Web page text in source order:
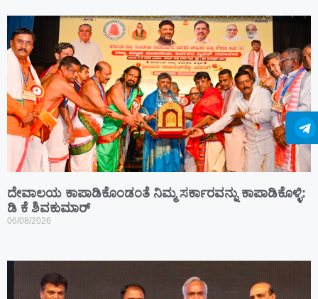
ದೇವಾಲಯ ಕಾಪಾಡಿಕೊಂಡಂತೆ ನಿಮ್ಮ ಸರ್ಕಾರವನ್ನು ಕಾಪಾಡಿಕೊಳ್ಳಿ:
ಡಿ ಕೆ ಶಿವಕುಮಾರ್
06/08/2026